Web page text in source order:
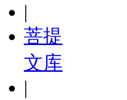
|
菩提
文库
|